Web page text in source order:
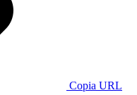
Copia URL